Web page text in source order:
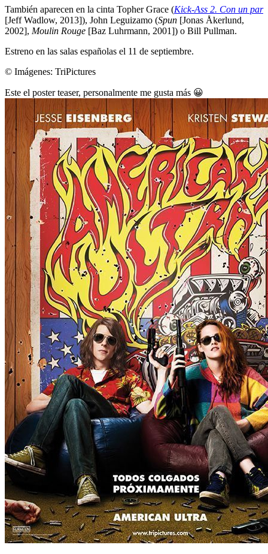
También aparecen en la cinta Topher Grace (Kick-Ass 2. Con un par
[Jeff Wadlow, 2013]), John Leguizamo (Spun [Jonas Åkerlund,
2002], Moulin Rouge [Baz Luhrmann, 2001]) o Bill Pullman.
Estreno en las salas españolas el 11 de septiembre.
© Imágenes: TriPictures
Este el poster teaser, personalmente me gusta más 😀